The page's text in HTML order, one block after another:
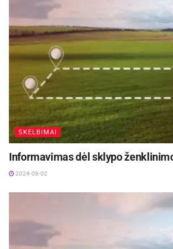
Vilni
os
2400
868
689
957
Tauri
jos
827
108
Aktualios naujienos
2025-08-13
Informavimas dėl sklypo
SKELBIMAI
Informavimas dėl sklypo
2024-08-02